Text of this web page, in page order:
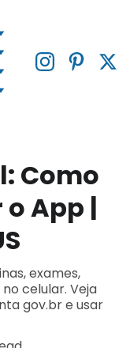
Como
o App |
exames,
celular. Veja
gov.br e usar